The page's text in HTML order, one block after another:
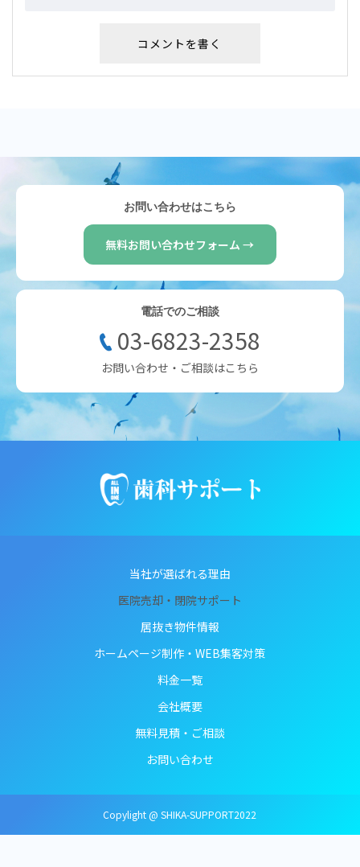
お問い合わせはこちら
無料お問い合わせフォーム →
電話でのご相談
03-6823-2358
お問い合わせ・ご相談はこちら
当社が選ばれる理由
医院売却・閉院サポート
居抜き物件情報
ホームページ制作・WEB集客対策
料金一覧
会社概要
無料見積・ご相談
お問い合わせ
Copylight @ SHIKA-SUPPORT2022